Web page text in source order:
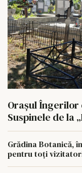
Orașul
Suspinele de la
Grădina Botanică,
pentru toți